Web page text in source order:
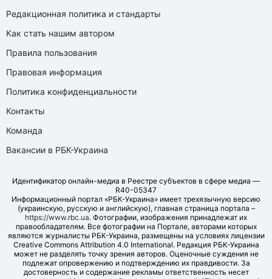
Редакционная политика и стандарты
Как стать нашим автором
Правила пользования
Правовая информация
Политика конфиденциальности
Контакты
Команда
Вакансии в РБК-Украина
Идентификатор онлайн-медиа в Реестре субъектов в сфере медиа —
R40-05347
Информационный портал «РБК-Украина» имеет трехязычную версию
(украинскую, русскую и английскую), главная страница портала –
https://www.rbc.ua. Фотографии, изображения принадлежат их
правообладателям. Все фотографии на Портале, авторами которых
являются журналисты РБК-Украина, размещены на условиях лицензии
Creative Commons Attribution 4.0 International. Редакция РБК-Украина
может не разделять точку зрения авторов. Оценочные суждения не
подлежат опровержению и подтверждению их правдивости. За
достоверность и содержание рекламы ответственность несет